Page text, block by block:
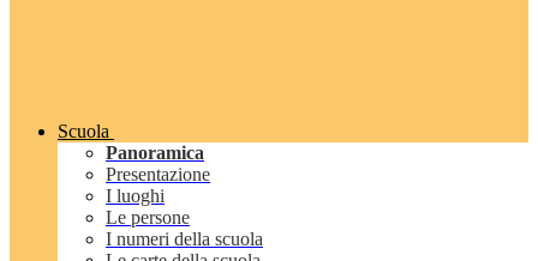
Scuola
Panoramica
Presentazione
I luoghi
Le persone
I numeri della scuola